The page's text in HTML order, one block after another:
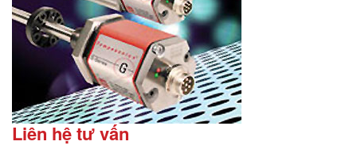
Liên hệ tư vấn